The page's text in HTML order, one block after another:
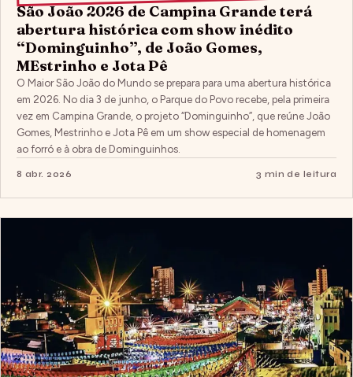
São João 2026 de Campina Grande terá
abertura histórica com show inédito
“Dominguinho”, de João Gomes,
MEstrinho e Jota Pê
O Maior São João do Mundo se prepara para uma abertura histórica
em 2026. No dia 3 de junho, o Parque do Povo recebe, pela primeira
vez em Campina Grande, o projeto “Dominguinho”, que reúne João
Gomes, Mestrinho e Jota Pê em um show especial de homenagem
ao forró e à obra de Dominguinhos.
8 abr. 2026 3 min de leitura